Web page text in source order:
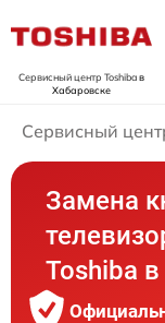
Сервисный центр Toshibaв
Хабаровске
Сервисный
Замена
Toshiba